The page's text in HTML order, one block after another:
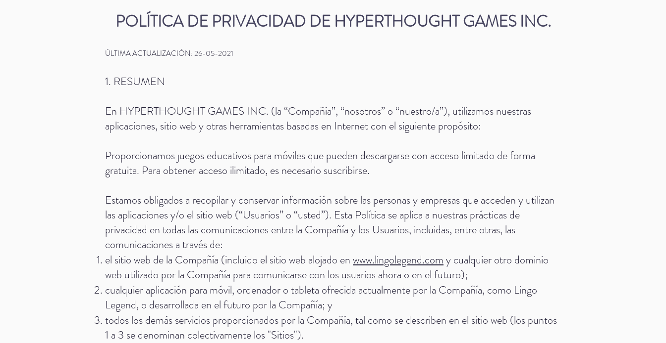
POLÍTICA DE PRIVACIDAD DE HYPERTHOUGHT GAMES INC.
ÚLTIMA ACTUALIZACIÓN: 26-05-2021
1. RESUMEN
En HYPERTHOUGHT GAMES INC. (la “Compañía”, “nosotros” o “nuestro/a”), utilizamos nuestras
aplicaciones, sitio web y otras herramientas basadas en Internet con el siguiente propósito:
Proporcionamos juegos educativos para móviles que pueden descargarse con acceso limitado de forma
gratuita. Para obtener acceso ilimitado, es necesario suscribirse.
Estamos obligados a recopilar y conservar información sobre las personas y empresas que acceden y utilizan
las aplicaciones y/o el sitio web (“Usuarios” o “usted”). Esta Política se aplica a nuestras prácticas de
privacidad en todas las comunicaciones entre la Compañía y los Usuarios, incluidas, entre otras, las
comunicaciones a través de:
el sitio web de la Compañía (incluido el sitio web alojado enwww.lingolegend.comy cualquier otro dominio
web utilizado por la Compañía para comunicarse con los usuarios ahora o en el futuro);
cualquier aplicación para móvil, ordenador o tableta ofrecida actualmente por la Compañía, como Lingo
Legend, o desarrollada en el futuro por la Compañía; y
todos los demás servicios proporcionados por la Compañía, tal como se describen en el sitio web (los puntos
1 a 3 se denominan colectivamente los "Sitios").